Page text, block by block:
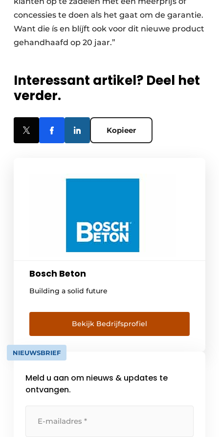
concessies te doen als het gaat om de garantie.
Want die ís en blíjft ook voor dit nieuwe product
gehandhaafd op 20 jaar.”
Interessant artikel? Deel het
verder.
Kopieer
Bosch Beton
Building a solid future
Bekijk Bedrijfsprofiel
NIEUWSBRIEF
Meld u aan om nieuws & updates te
ontvangen.